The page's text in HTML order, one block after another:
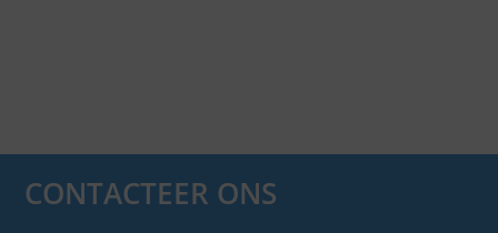
CONTACTEER ONS